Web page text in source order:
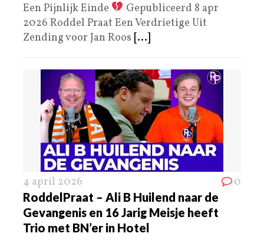
Een Pijnlijk Einde
Gepubliceerd 8 apr
2026 Roddel Praat Een Verdrietige Uit
Zending voor Jan Roos [...]
4 april 2026 0
RoddelPraat – Ali B Huilend naar de
Gevangenis en 16 Jarig Meisje heeft
Trio met BN’er in Hotel